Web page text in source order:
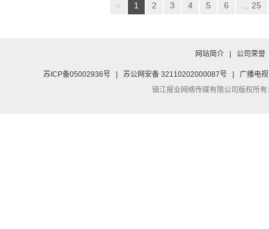
< 1 2 3 4 5 6 ... 25
网站简介 公司荣誉
苏ICP备05002936号 苏公网安备 32110202000087号
广播电
镇江报业网络传媒有限公司版权所